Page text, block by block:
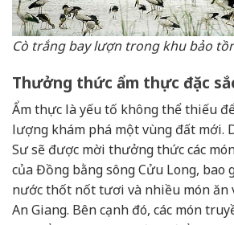
Cò trắng bay lượn trong khu bảo
Thưởng thức ẩm thực đặc
Ẩm thực là yếu tố không thể thiếu
lượng khám phá một vùng đất mới.
Sư sẽ được mời thưởng thức các
của Đồng bằng sông Cửu Long, bao
nước thốt nốt tươi và nhiều món
An Giang. Bên cạnh đó, các món